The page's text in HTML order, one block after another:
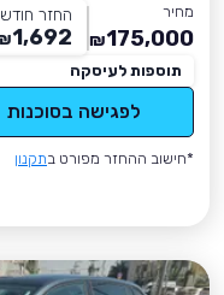
מחיר
175,000
₪
החזר
1,692
תוספות לעיסקה
לפגישה בסוכנות
*חישוב ההחזר מפורט בתקנון